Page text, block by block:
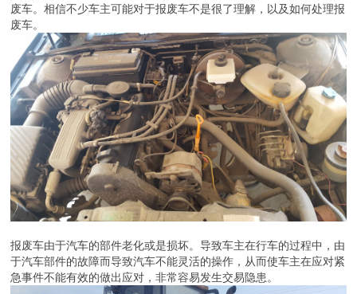
废车。相信不少车主可能对于报废车不是很了理解，以及如何处理报
废车。
报废车由于汽车的部件老化或是损坏。导致车主在行车的过程中，由
于汽车部件的故障而导致汽车不能灵活的操作，从而使车主在应对紧
急事件不能有效的做出应对，非常容易发生交易隐患。